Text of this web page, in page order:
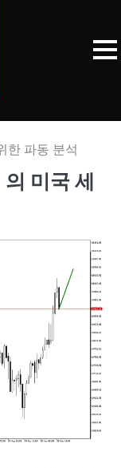
한 파동 분석
미국 세